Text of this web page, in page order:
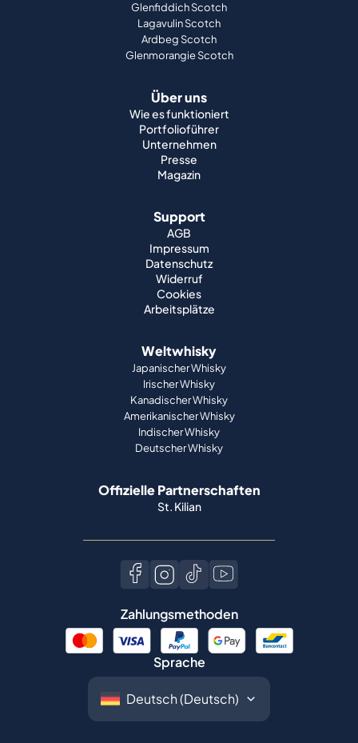
Glenfiddich Scotch
Lagavulin Scotch
Ardbeg Scotch
Glenmorangie Scotch
Über uns
Wie es funktioniert
Portfolioführer
Unternehmen
Presse
Magazin
Support
AGB
Impressum
Datenschutz
Widerruf
Cookies
Arbeitsplätze
Weltwhisky
Japanischer Whisky
Irischer Whisky
Kanadischer Whisky
Amerikanischer Whisky
Indischer Whisky
Deutscher Whisky
Offizielle Partnerschaften
St. Kilian
Zahlungsmethoden
Sprache